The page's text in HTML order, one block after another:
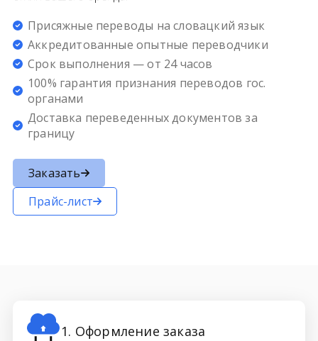
Присяжные переводы на словацкий язык
Аккредитованные опытные переводчики
Срок выполнения — от 24 часов
100% гарантия признания переводов гос.
органами
Доставка переведенных документов за
границу
Заказать
Прайс-лист
1. Оформление заказа